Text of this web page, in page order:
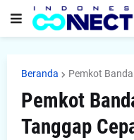
Beranda Pemkot
Pemkot
Tanggap